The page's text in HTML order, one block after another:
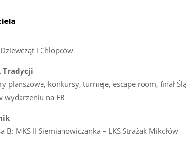
i Chłopców
Tradycji
planszowe, konkursy, turnieje, escape room, finał
wydarzeniu na FB
B: MKS II Siemianowiczanka – LKS Strażak Mikołów